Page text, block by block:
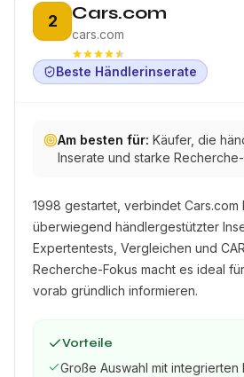
2 Platz 2:
Cars.com
cars.com
Beste Händlerinserate
Am besten für: Käufer, die
Inserate und starke
1998 gestartet, verbindet Cars.com
überwiegend händlergestützter
Expertentests, Vergleichen und
Recherche-Fokus macht es ideal
vorab gründlich informieren.
Vorteile
Große Auswahl mit